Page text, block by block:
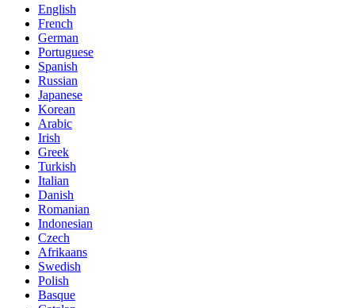
English
French
German
Portuguese
Spanish
Russian
Japanese
Korean
Arabic
Irish
Greek
Turkish
Italian
Danish
Romanian
Indonesian
Czech
Afrikaans
Swedish
Polish
Basque